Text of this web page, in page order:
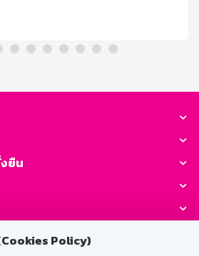
Policy)
กัด [...]
ยืน
GSB Society: